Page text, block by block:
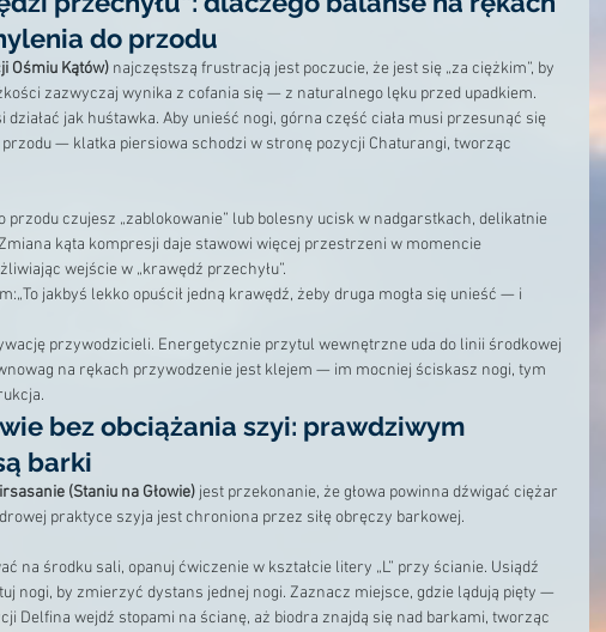
do przodu
Ośmiu Kątów) najczęstszą frustracją jest poczucie, że jest się „za ciężkim”, by
zazwyczaj wynika z cofania się — z naturalnego lęku przed upadkiem.
działać jak huśtawka. Aby unieść nogi, górna część ciała musi przesunąć się
— klatka piersiowa schodzi w stronę pozycji Chaturangi, tworząc
przodu czujesz „zablokowanie” lub bolesny ucisk w nadgarstkach, delikatnie
kąta kompresji daje stawowi więcej przestrzeni w momencie
wejście w „krawędź przechyłu”.
jakbyś lekko opuścił jedną krawędź, żeby druga mogła się unieść — i
przywodzicieli. Energetycznie przytul wewnętrzne uda do linii środkowej
na rękach przywodzenie jest klejem — im mocniej ściskasz nogi, tym
bez obciążania szyi: prawdziwym
barki
(Staniu na Głowie) jest przekonanie, że głowa powinna dźwigać ciężar
praktyce szyja jest chroniona przez siłę obręczy barkowej.
na środku sali, opanuj ćwiczenie w kształcie litery „L” przy ścianie. Usiądź
nogi, by zmierzyć dystans jednej nogi. Zaznacz miejsce, gdzie lądują pięty —
Delfina wejdź stopami na ścianę, aż biodra znajdą się nad barkami, tworząc